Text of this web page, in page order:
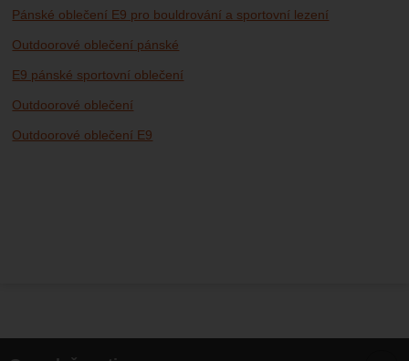
Pánské oblečení E9 pro bouldrování a sportovní lezení
Outdoorové oblečení pánské
E9 pánské sportovní oblečení
Outdoorové oblečení
Outdoorové oblečení E9